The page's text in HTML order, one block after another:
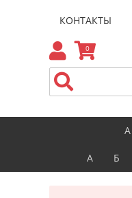
КОНТАКТЫ
0
A
А Б